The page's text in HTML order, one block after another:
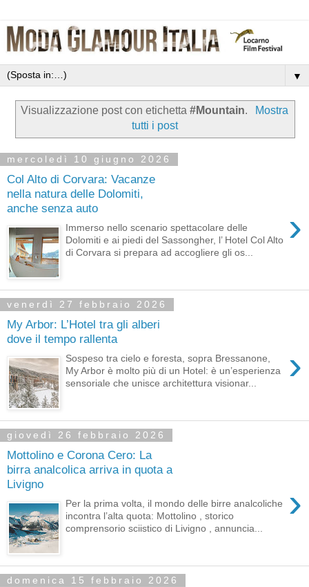
▼
Visualizzazione post con etichetta#Mountain.
Mostra
tutti i post
mercoledì 10 giugno 2026
Col Alto di Corvara: Vacanze
nella natura delle Dolomiti,
anche senza auto
›
Immerso nello scenario spettacolare delle
Dolomiti e ai piedi del Sassongher, l’ Hotel Col Alto
di Corvara si prepara ad accogliere gli os...
venerdì 27 febbraio 2026
My Arbor: L’Hotel tra gli alberi
dove il tempo rallenta
›
Sospeso tra cielo e foresta, sopra Bressanone,
My Arbor è molto più di un Hotel: è un’esperienza
sensoriale che unisce architettura visionar...
giovedì 26 febbraio 2026
Mottolino e Corona Cero: La
birra analcolica arriva in quota a
Livigno
›
Per la prima volta, il mondo delle birre analcoliche
incontra l’alta quota: Mottolino , storico
comprensorio sciistico di Livigno , annuncia...
domenica 15 febbraio 2026